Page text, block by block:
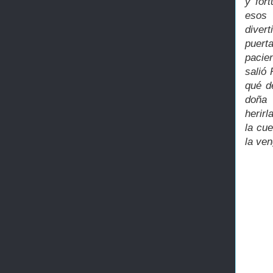
esos
salió
qué
doña
la
la